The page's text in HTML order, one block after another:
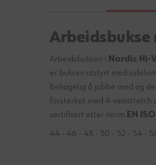
Arbeidsbukse
Arbeidsbuksen i Nordic Hi-
er buksen utstyrt med
behagelig å jobbe med og
forsterket med 4-veisstretch
sertifisert etter norm EN
44 - 46 - 48 - 50 - 52 - 54 -